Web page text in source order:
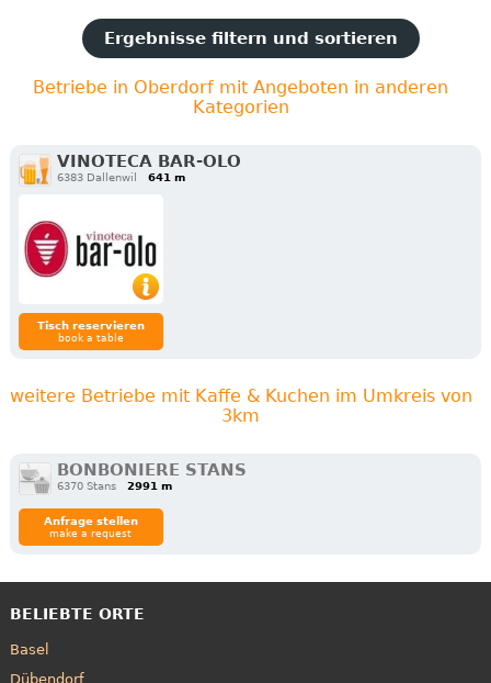
Ergebnisse filtern und sortieren
Betriebe in Oberdorf mit Angeboten in anderen
Kategorien
VINOTECA BAR-OLO
6383 Dallenwil 641 m
Tisch reservieren
book a table
weitere Betriebe mit Kaffe & Kuchen im Umkreis von
3km
BONBONIERE STANS
6370 Stans 2991 m
Anfrage stellen
make a request
BELIEBTE ORTE
Basel
Dübendorf